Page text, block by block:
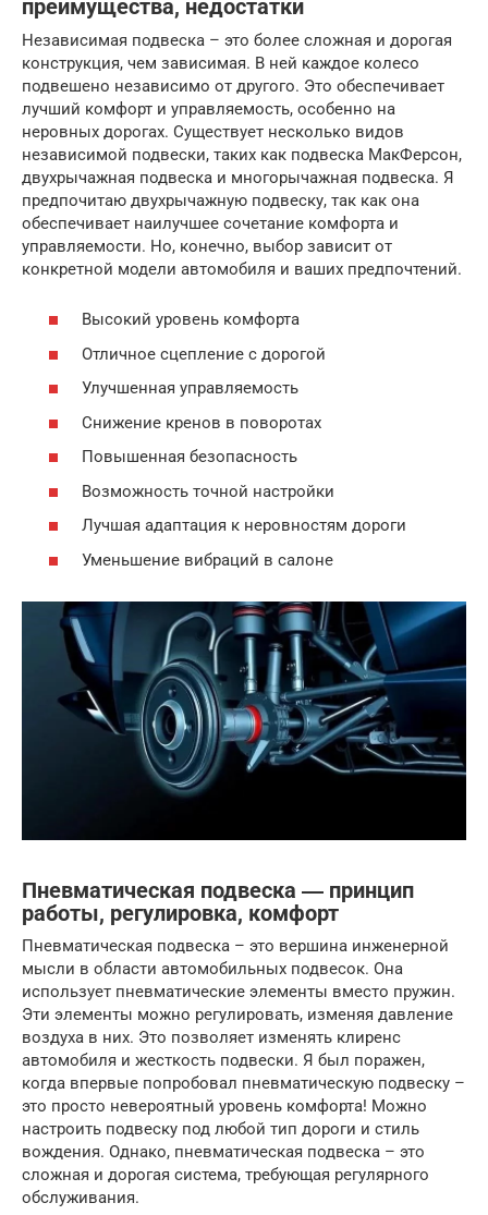
преимущества, недостатки
Независимая подвеска – это более сложная и дорогая
конструкция, чем зависимая. В ней каждое колесо
подвешено независимо от другого. Это обеспечивает
лучший комфорт и управляемость, особенно на
неровных дорогах. Существует несколько видов
независимой подвески, таких как подвеска МакФерсон,
двухрычажная подвеска и многорычажная подвеска. Я
предпочитаю двухрычажную подвеску, так как она
обеспечивает наилучшее сочетание комфорта и
управляемости. Но, конечно, выбор зависит от
конкретной модели автомобиля и ваших предпочтений.
Высокий уровень комфорта
Отличное сцепление с дорогой
Улучшенная управляемость
Снижение кренов в поворотах
Повышенная безопасность
Возможность точной настройки
Лучшая адаптация к неровностям дороги
Уменьшение вибраций в салоне
Пневматическая подвеска ― принцип
работы, регулировка, комфорт
Пневматическая подвеска – это вершина инженерной
мысли в области автомобильных подвесок. Она
использует пневматические элементы вместо пружин.
Эти элементы можно регулировать, изменяя давление
воздуха в них. Это позволяет изменять клиренс
автомобиля и жесткость подвески. Я был поражен,
когда впервые попробовал пневматическую подвеску –
это просто невероятный уровень комфорта! Можно
настроить подвеску под любой тип дороги и стиль
вождения. Однако, пневматическая подвеска – это
сложная и дорогая система, требующая регулярного
обслуживания.